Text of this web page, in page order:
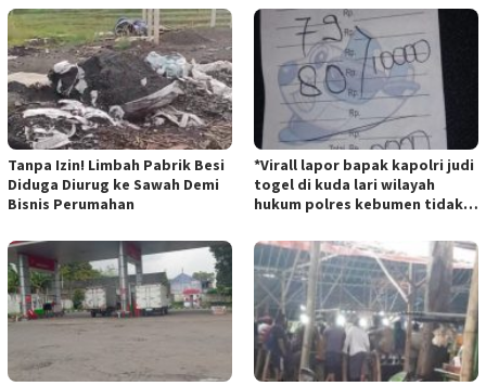
28 mei 2025
BANDUNG”.
Tanpa Izin! Limbah Pabrik Besi
Diduga Diurug ke Sawah Demi
Bisnis Perumahan
*Virall lapor bapak kapolri judi
togel di kuda lari wilayah
hukum polres kebumen tidak